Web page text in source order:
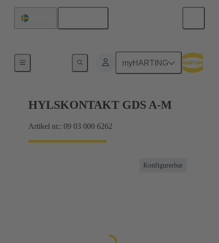
myHARTING
Förbindning moderkort till dotterkort
HYLSKONTAKT GDS A-M
Artikel nr.: 09 03 000 6262
Konfigurerbar